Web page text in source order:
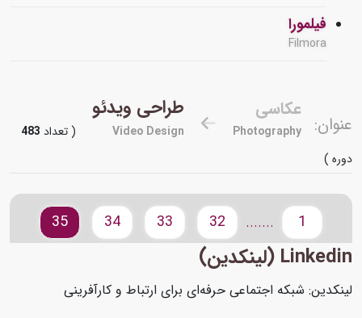
فیلمورا
Filmora
عنوان:
عکاسی
Photography
طراحی ویدئو
Video Design ( تعداد483
دوره )
.......
32
33
34
35
Linkedin (لینکدین)
لینکدین: شبکه اجتماعی حرفه‌ای برای ارتباط و کارآفرینی